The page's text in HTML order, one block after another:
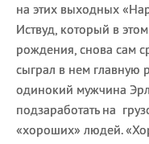
на этих выходных
Иствуд, который в
рождения, снова сам
сыграл в нем главную
одинокий мужчина
подзаработать на
«хороших» людей.